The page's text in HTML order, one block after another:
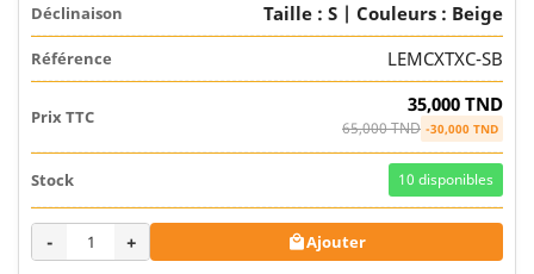
Taille : S | Couleurs : Beige
LEMCXTXC-SB
35,000 TND
65,000 TND -30,000 TND
10 disponibles
- + Ajouter